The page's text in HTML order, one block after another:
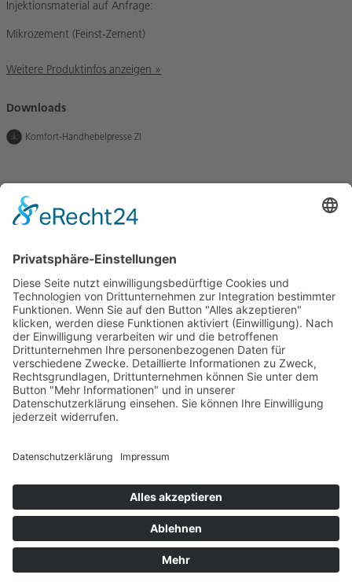
Injektionsmaterial auf Anfrage:
Mikrozement (Feinst-Zement)
Weitere Produktinfos anzeigen »
Downloads
Komfort-Handhebelpresse ZI
bleiben
BETOMAX systems GmbH & Co. KG
Postfach 10 01 52 │ D-41401 Neuss
Dyckhofstrasse 1 │ D-41460 Neuss
Tel:+49 2131 2797-0
# Social
Datenschutz